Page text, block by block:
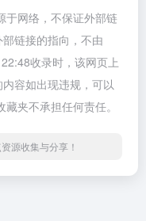
于网络，不保证外部链
链接的指向，不由
收录时，该网页上
容如出现违规，可以
夹不承担任何责任。
源收集与分享！